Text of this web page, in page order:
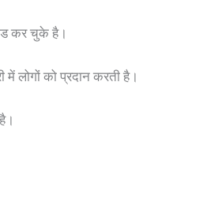
कर चुके है।
को प्रदान करती है।